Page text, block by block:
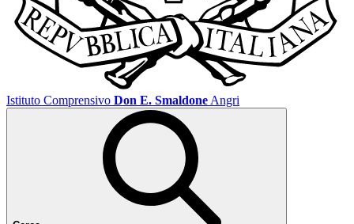
Istituto Comprensivo Don E. Smaldone Angri